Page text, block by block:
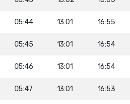
05:44 13:01 16:55
05:45 13:01 16:54
05:46 13:01 16:54
05:47 13:01 16:53